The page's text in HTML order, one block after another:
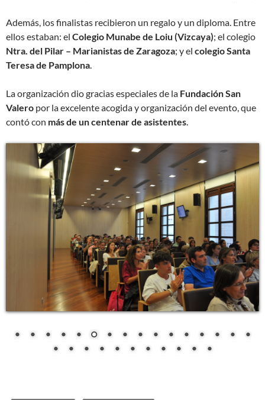
Además, los finalistas recibieron un regalo y un diploma. Entre
ellos estaban: el Colegio Munabe de Loiu (Vizcaya); el colegio
Ntra. del Pilar – Marianistas de Zaragoza; y el colegio Santa
Teresa de Pamplona
La organización dio gracias especiales de la Fundación San
Valero por la excelente acogida y organización del evento, que
contó con más de un centenar de asistentes